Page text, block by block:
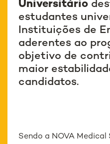
Universitário
estudantes
Instituições de
aderentes ao
objetivo de
maior
candidatos.
Sendo a NOVA Medical